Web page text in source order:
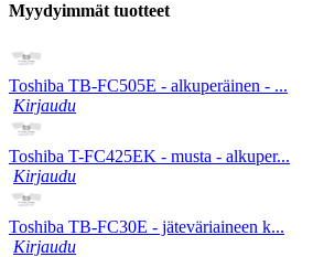
Myydyimmät tuotteet
Toshiba TB-FC505E - alkuperäinen - ...
Kirjaudu
Toshiba T-FC425EK - musta - alkuper...
Kirjaudu
Toshiba TB-FC30E - jäteväriaineen k...
Kirjaudu